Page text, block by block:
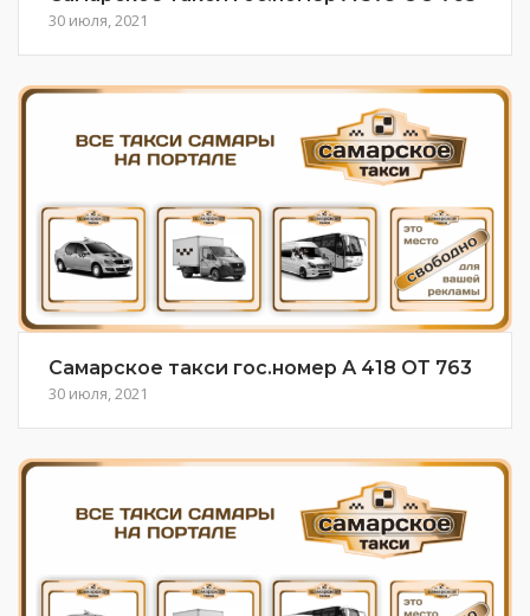
30 июля, 2021
Самарское такси гос.номер А 418 ОТ 763
30 июля, 2021